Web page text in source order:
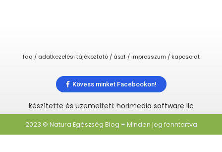
faq / adatkezelési tájékoztató / ászf / impresszum / kapcsolat
Kövess minket Facebookon!
készítette és üzemelteti: horimedia software llc
2023 © Natura Egészség Blog – Minden jog fenntartva